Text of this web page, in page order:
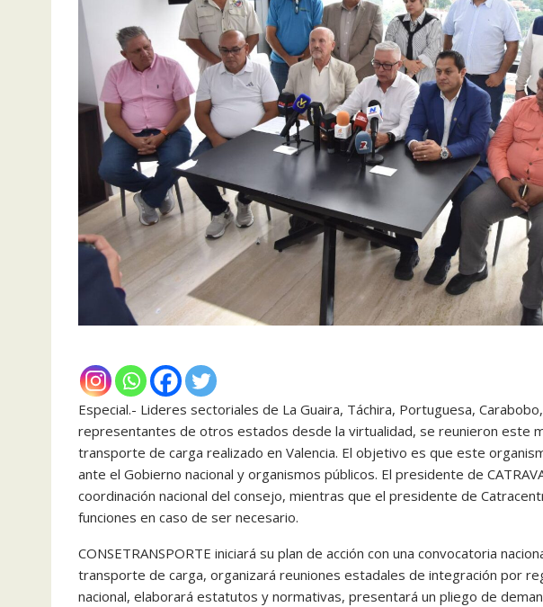
Especial.- Lideres sectoriales de La Guaira, Táchira, Portuguesa,
representantes de otros estados desde la virtualidad, se reunieron este
transporte de carga realizado en Valencia. El objetivo es que este
ante el Gobierno nacional y organismos públicos. El presidente de
coordinación nacional del consejo, mientras que el presidente de
funciones en caso de ser necesario.
CONSETRANSPORTE iniciará su plan de acción con una convocatoria
transporte de carga, organizará reuniones estadales de integración por
nacional, elaborará estatutos y normativas, presentará un pliego de